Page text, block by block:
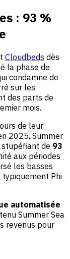
: 93 %
Cloudbeds dès
la phase de
condamne de
sur les
des parts de
mois.
de leur
2025, Summer
de 93
aux périodes
les basses
Phi
automatisée
Summer Sea
revenus pour